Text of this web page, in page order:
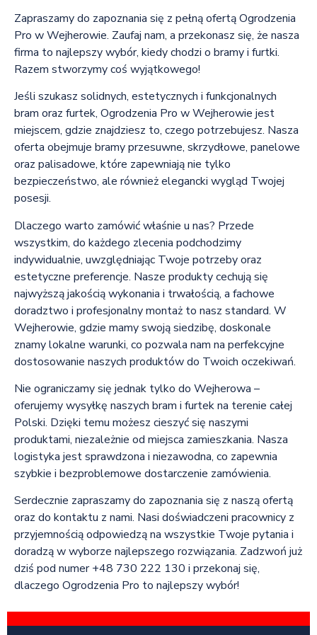
Zapraszamy do zapoznania się z pełną ofertą Ogrodzenia
Pro w Wejherowie. Zaufaj nam, a przekonasz się, że nasza
firma to najlepszy wybór, kiedy chodzi o bramy i furtki.
Razem stworzymy coś wyjątkowego!
Jeśli szukasz solidnych, estetycznych i funkcjonalnych
bram oraz furtek, Ogrodzenia Pro w Wejherowie jest
miejscem, gdzie znajdziesz to, czego potrzebujesz. Nasza
oferta obejmuje bramy przesuwne, skrzydłowe, panelowe
oraz palisadowe, które zapewniają nie tylko
bezpieczeństwo, ale również elegancki wygląd Twojej
posesji.
Dlaczego warto zamówić właśnie u nas? Przede
wszystkim, do każdego zlecenia podchodzimy
indywidualnie, uwzględniając Twoje potrzeby oraz
estetyczne preferencje. Nasze produkty cechują się
najwyższą jakością wykonania i trwałością, a fachowe
doradztwo i profesjonalny montaż to nasz standard. W
Wejherowie, gdzie mamy swoją siedzibę, doskonale
znamy lokalne warunki, co pozwala nam na perfekcyjne
dostosowanie naszych produktów do Twoich oczekiwań.
Nie ograniczamy się jednak tylko do Wejherowa –
oferujemy wysyłkę naszych bram i furtek na terenie całej
Polski. Dzięki temu możesz cieszyć się naszymi
produktami, niezależnie od miejsca zamieszkania. Nasza
logistyka jest sprawdzona i niezawodna, co zapewnia
szybkie i bezproblemowe dostarczenie zamówienia.
Serdecznie zapraszamy do zapoznania się z naszą ofertą
oraz do kontaktu z nami. Nasi doświadczeni pracownicy z
przyjemnością odpowiedzą na wszystkie Twoje pytania i
doradzą w wyborze najlepszego rozwiązania. Zadzwoń już
dziś pod numer +48 730 222 130 i przekonaj się,
dlaczego Ogrodzenia Pro to najlepszy wybór!